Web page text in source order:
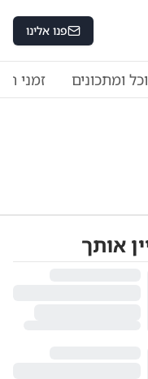
פנו אלינו
ומתכונים זמני
אותך